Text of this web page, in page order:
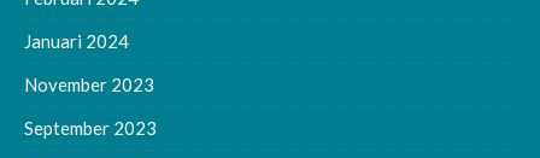
Januari 2024
November 2023
September 2023